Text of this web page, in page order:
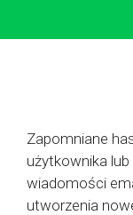
Zapomniane
użytkownika
wiadomości
utworzenia